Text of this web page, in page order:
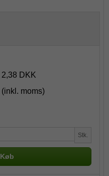
2,38 DKK
(inkl. moms)
Stk.
Køb